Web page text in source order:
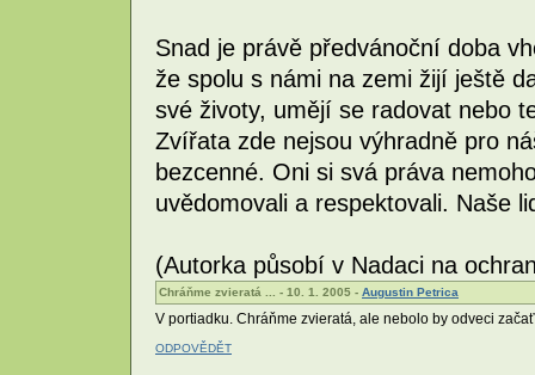
Snad je právě předvánoční doba
že spolu s námi na zemi žijí ještě
své životy, umějí se radovat nebo
Zvířata zde nejsou výhradně pro
bezcenné. Oni si svá práva
uvědomovali a respektovali. Naše
(Autorka působí v Nadaci na
Chráňme zvieratá ... - 10. 1. 2005 - Augustin Petrica
V portiadku. Chráňme zvieratá, ale nebolo by odveci
ODPOVĚDĚT